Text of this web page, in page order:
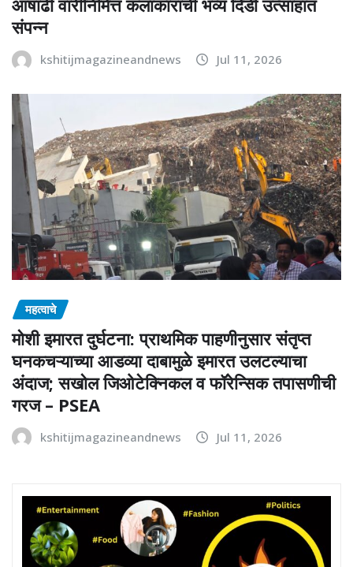
आषाढी वारीनिमित्त कलाकारांची भव्य दिंडी उत्साहात
संपन्न
kshitijmagazineandnews Jul 11, 2026
महत्वाचे
मोशी इमारत दुर्घटना: प्राथमिक पाहणीनुसार संतृप्त
घनकचऱ्याच्या आडव्या दाबामुळे इमारत उलटल्याचा
अंदाज; सखोल जिओटेक्निकल व फॉरेन्सिक तपासणीची
गरज – PSEA
kshitijmagazineandnews Jul 11, 2026